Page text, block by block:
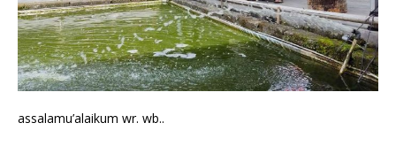
assalamu’alaikum wr. wb..